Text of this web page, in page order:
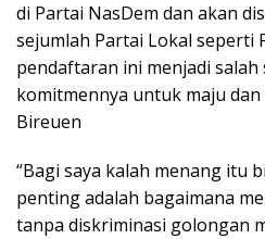
di Partai NasDem dan akan
sejumlah Partai Lokal seperti
pendaftaran ini menjadi
komitmennya untuk maju
Bireuen
“Bagi saya kalah menang itu
penting adalah bagaimana
tanpa diskriminasi golongan